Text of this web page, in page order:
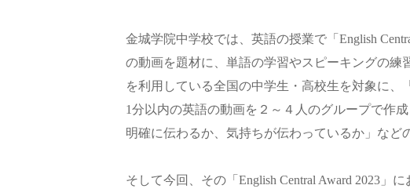
金城学院中学校では、英語の授業で「English
の動画を題材に、単語の学習やスピーキングの練
を利用している全国の中学生・高校生を対象に、
1分以内の英語の動画を２～４人のグループで作
明確に伝わるか、気持ちが伝わっているか」など
そして今回、その「English Central Award 2023」